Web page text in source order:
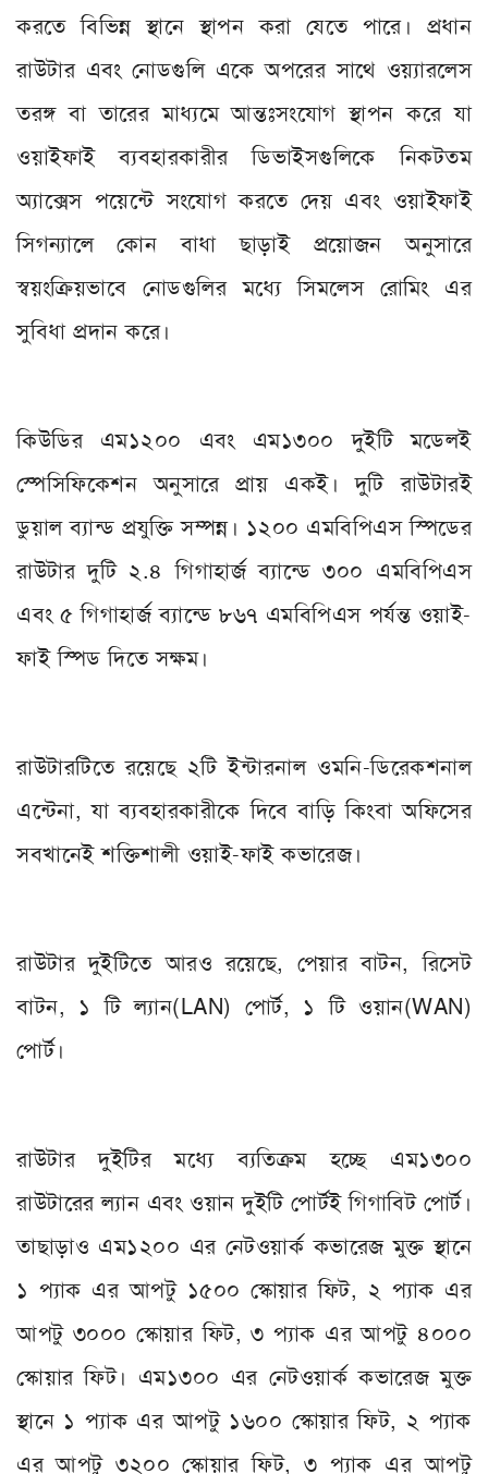
করতে বিভিন্ন স্থানে স্থাপন করা যেতে পারে। প্রধান
রাউটার এবং নোডগুলি একে অপরের সাথে ওয়্যারলেস
তরঙ্গ বা তারের মাধ্যমে আন্তঃসংযোগ স্থাপন করে যা
ওয়াইফাই ব্যবহারকারীর ডিভাইসগুলিকে নিকটতম
অ্যাক্সেস পয়েন্টে সংযোগ করতে দেয় এবং ওয়াইফাই
সিগন্যালে কোন বাধা ছাড়াই প্রয়োজন অনুসারে
স্বয়ংক্রিয়ভাবে নোডগুলির মধ্যে সিমলেস রোমিং এর
সুবিধা প্রদান করে।
কিউডির এম১২০০ এবং এম১৩০০ দুইটি মডেলই
স্পেসিফিকেশন অনুসারে প্রায় একই। দুটি রাউটারই
ডুয়াল ব্যান্ড প্রযুক্তি সম্পন্ন। ১২০০ এমবিপিএস স্পিডের
রাউটার দুটি ২.৪ গিগাহার্জ ব্যান্ডে ৩০০ এমবিপিএস
এবং ৫ গিগাহার্জ ব্যান্ডে ৮৬৭ এমবিপিএস পর্যন্ত ওয়াই-
ফাই স্পিড দিতে সক্ষম।
রাউটারটিতে রয়েছে ২টি ইন্টারনাল ওমনি-ডিরেকশনাল
এন্টেনা, যা ব্যবহারকারীকে দিবে বাড়ি কিংবা অফিসের
সবখানেই শক্তিশালী ওয়াই-ফাই কভারেজ।
রাউটার দুইটিতে আরও রয়েছে, পেয়ার বাটন, রিসেট
বাটন, ১ টি ল্যান(LAN) পোর্ট, ১ টি ওয়ান(WAN)
পোর্ট।
রাউটার দুইটির মধ্যে ব্যতিক্রম হচ্ছে এম১৩০০
রাউটারের ল্যান এবং ওয়ান দুইটি পোর্টই গিগাবিট পোর্ট।
তাছাড়াও এম১২০০ এর নেটওয়ার্ক কভারেজ মুক্ত স্থানে
১ প্যাক এর আপটু ১৫০০ স্কোয়ার ফিট, ২ প্যাক এর
আপটু ৩০০০ স্কোয়ার ফিট, ৩ প্যাক এর আপটু ৪০০০
স্কোয়ার ফিট। এম১৩০০ এর নেটওয়ার্ক কভারেজ মুক্ত
স্থানে ১ প্যাক এর আপটু ১৬০০ স্কোয়ার ফিট, ২ প্যাক
এর আপটু ৩২০০ স্কোয়ার ফিট, ৩ প্যাক এর আপটু